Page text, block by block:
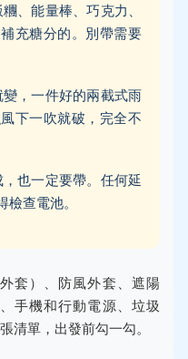
、能量棒、巧克力、
充糖分的。別帶需要
，一件好的兩截式雨
下一吹就破，完全不
也一定要帶。任何延
查電池。
套）、防風外套、遮陽
手機和行動電源、垃圾
清單，出發前勾一勾。